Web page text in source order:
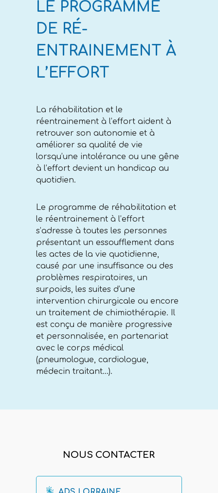
LE PROGRAMME
DE RÉ-
ENTRAINEMENT À
L’EFFORT
La réhabilitation et le
réentrainement à l’effort aident à
retrouver son autonomie et à
améliorer sa qualité de vie
lorsqu’une intolérance ou une gêne
à l’effort devient un handicap au
quotidien.
Le programme de réhabilitation et
le réentrainement à l’effort
s’adresse à toutes les personnes
présentant un essoufflement dans
les actes de la vie quotidienne,
causé par une insuffisance ou des
problèmes respiratoires, un
surpoids, les suites d’une
intervention chirurgicale ou encore
un traitement de chimiothérapie. Il
est conçu de manière progressive
et personnalisée, en partenariat
avec le corps médical
(pneumologue, cardiologue,
médecin traitant…).
NOUS CONTACTER